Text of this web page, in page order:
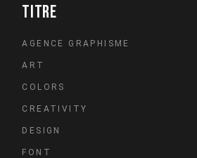
TITRE
AGENCE GRAPHISME
ART
COLORS
CREATIVITY
DESIGN
FONT